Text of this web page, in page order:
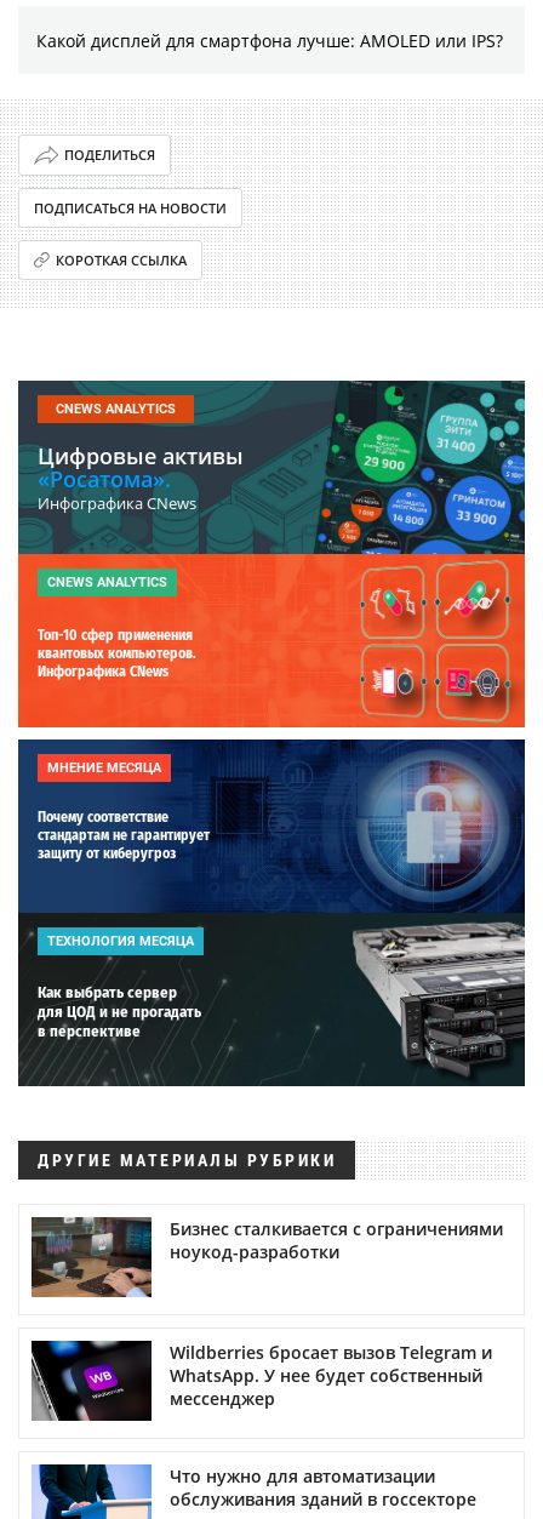
Какой дисплей для смартфона лучше: AMOLED или IPS?
ПОДЕЛИТЬСЯ
ПОДПИСАТЬСЯ НА НОВОСТИ
КОРОТКАЯ ССЫЛКА
CNEWS ANALYTICS
Цифровые активы
«Росатома».
Инфографика CNews
CNEWS ANALYTICS
Топ-10 сфер применения
квантовых компьютеров.
Инфографика CNews
МНЕНИЕ МЕСЯЦА
Почему соответствие
стандартам не гарантирует
защиту от киберугроз
ТЕХНОЛОГИЯ МЕСЯЦА
Как выбрать сервер
для ЦОД и не прогадать
в перспективе
ДРУГИЕ МАТЕРИАЛЫ РУБРИКИ
Бизнес сталкивается с ограничениями
ноукод-разработки
Wildberries бросает вызов Telegram и
WhatsApp. У нее будет собственный
мессенджер
Что нужно для автоматизации
обслуживания зданий в госсекторе